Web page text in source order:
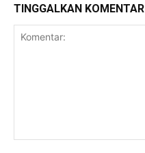
TINGGALKAN KOMENTAR